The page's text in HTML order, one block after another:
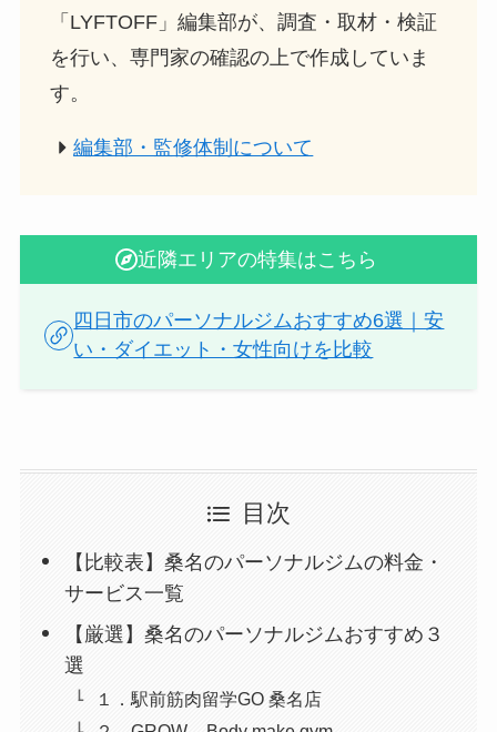
「LYFTOFF」編集部が、調査・取材・検証
を行い、専門家の確認の上で作成していま
す。
編集部・監修体制について
近隣エリアの特集はこちら
四日市のパーソナルジムおすすめ6選｜安
い・ダイエット・女性向けを比較
目次
【比較表】桑名のパーソナルジムの料金・
サービス一覧
【厳選】桑名のパーソナルジムおすすめ３
選
１．駅前筋肉留学GO 桑名店